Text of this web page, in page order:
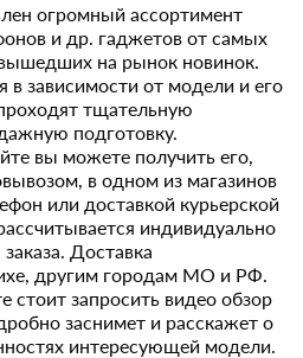
огромный ассортимент
и др. гаджетов от самых
на рынок новинок.
в зависимости от модели и его
тщательную
подготовку.
вы можете получить его,
в одном из магазинов
или доставкой курьерской
индивидуально
Доставка
другим городам МО и РФ.
стоит запросить видео обзор
заснимет и расскажет о
интересующей модели.